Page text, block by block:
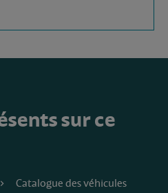
sur ce
Catalogue des véhicules